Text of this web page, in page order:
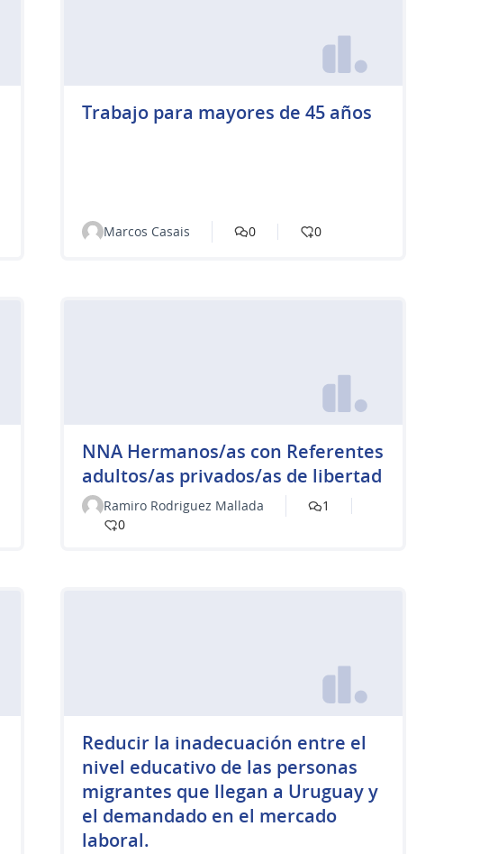
Trabajo para mayores de 45 años
Marcos Casais 0 0
NNA Hermanos/as con Referentes
adultos/as privados/as de libertad
Ramiro Rodriguez Mallada
1
0
Reducir la inadecuación entre el
nivel educativo de las personas
migrantes que llegan a Uruguay y
el demandado en el mercado
laboral.